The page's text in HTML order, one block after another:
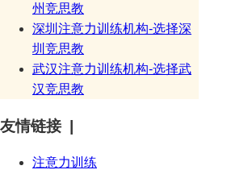
州竞思教
深圳注意力训练机构-选择深
圳竞思教
武汉注意力训练机构-选择武
汉竞思教
友情链接 |
注意力训练